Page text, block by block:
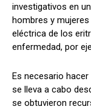
investigativos en
hombres y
eléctrica de los
enfermedad, por
Es necesario
se lleva a cabo
se obtuvieron